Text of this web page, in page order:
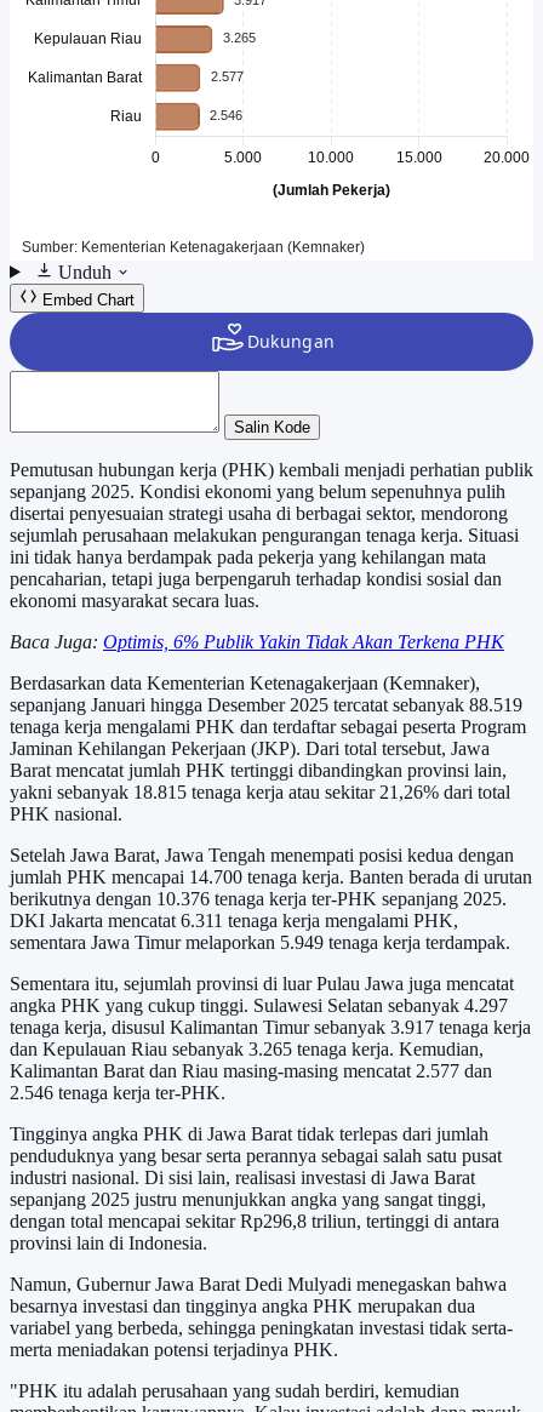
Unduh
Embed Chart
Salin Kode
Pemutusan hubungan kerja (PHK) kembali menjadi perhatian publik
sepanjang 2025. Kondisi ekonomi yang belum sepenuhnya pulih
disertai penyesuaian strategi usaha di berbagai sektor, mendorong
sejumlah perusahaan melakukan pengurangan tenaga kerja. Situasi
ini tidak hanya berdampak pada pekerja yang kehilangan mata
pencaharian, tetapi juga berpengaruh terhadap kondisi sosial dan
ekonomi masyarakat secara luas.
Baca Juga: Optimis, 6% Publik Yakin Tidak Akan Terkena PHK
Berdasarkan data Kementerian Ketenagakerjaan (Kemnaker),
sepanjang Januari hingga Desember 2025 tercatat sebanyak 88.519
tenaga kerja mengalami PHK dan terdaftar sebagai peserta Program
Jaminan Kehilangan Pekerjaan (JKP). Dari total tersebut, Jawa
Barat mencatat jumlah PHK tertinggi dibandingkan provinsi lain,
yakni sebanyak 18.815 tenaga kerja atau sekitar 21,26% dari total
PHK nasional.
Setelah Jawa Barat, Jawa Tengah menempati posisi kedua dengan
jumlah PHK mencapai 14.700 tenaga kerja. Banten berada di urutan
berikutnya dengan 10.376 tenaga kerja ter-PHK sepanjang 2025.
DKI Jakarta mencatat 6.311 tenaga kerja mengalami PHK,
sementara Jawa Timur melaporkan 5.949 tenaga kerja terdampak.
Sementara itu, sejumlah provinsi di luar Pulau Jawa juga mencatat
angka PHK yang cukup tinggi. Sulawesi Selatan sebanyak 4.297
tenaga kerja, disusul Kalimantan Timur sebanyak 3.917 tenaga kerja
dan Kepulauan Riau sebanyak 3.265 tenaga kerja. Kemudian,
Kalimantan Barat dan Riau masing-masing mencatat 2.577 dan
2.546 tenaga kerja ter-PHK.
Tingginya angka PHK di Jawa Barat tidak terlepas dari jumlah
penduduknya yang besar serta perannya sebagai salah satu pusat
industri nasional. Di sisi lain, realisasi investasi di Jawa Barat
sepanjang 2025 justru menunjukkan angka yang sangat tinggi,
dengan total mencapai sekitar Rp296,8 triliun, tertinggi di antara
provinsi lain di Indonesia.
Namun, Gubernur Jawa Barat Dedi Mulyadi menegaskan bahwa
besarnya investasi dan tingginya angka PHK merupakan dua
variabel yang berbeda, sehingga peningkatan investasi tidak serta-
merta meniadakan potensi terjadinya PHK.
"PHK itu adalah perusahaan yang sudah berdiri, kemudian